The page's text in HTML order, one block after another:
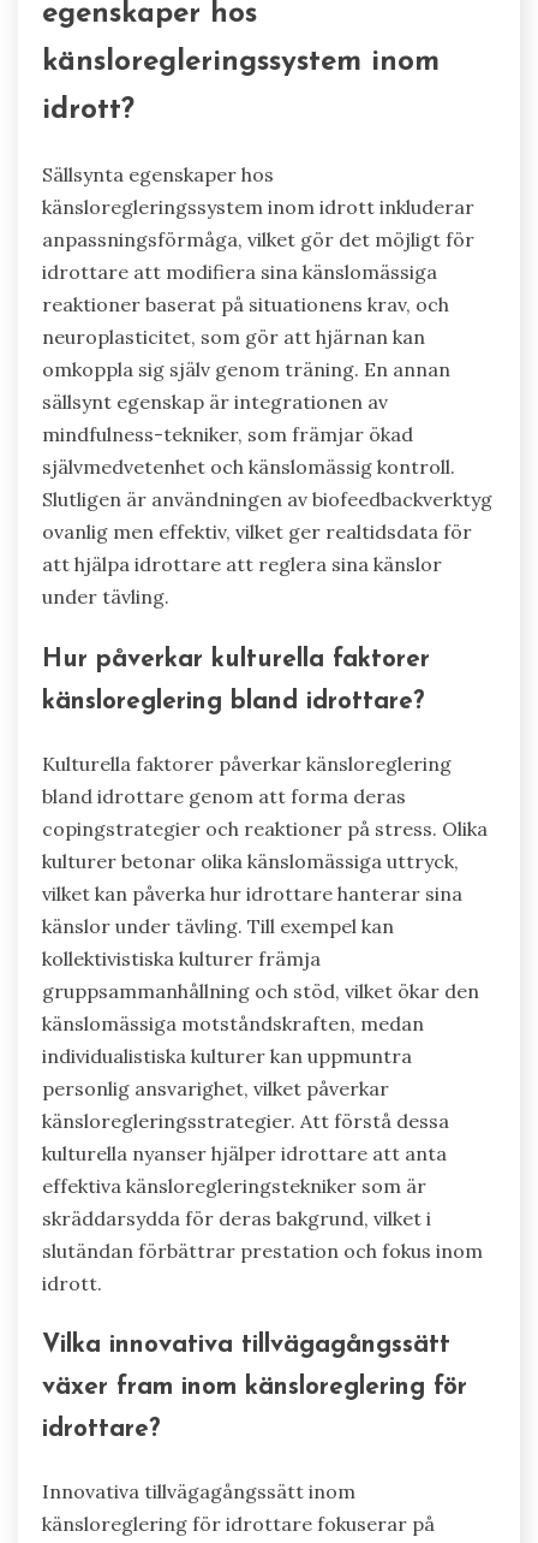
egenskaper hos
känsloregleringssystem inom
idrott?
Sällsynta egenskaper hos
känsloregleringssystem inom idrott inkluderar
anpassningsförmåga, vilket gör det möjligt för
idrottare att modifiera sina känslomässiga
reaktioner baserat på situationens krav, och
neuroplasticitet, som gör att hjärnan kan
omkoppla sig själv genom träning. En annan
sällsynt egenskap är integrationen av
mindfulness-tekniker, som främjar ökad
självmedvetenhet och känslomässig kontroll.
Slutligen är användningen av biofeedbackverktyg
ovanlig men effektiv, vilket ger realtidsdata för
att hjälpa idrottare att reglera sina känslor
under tävling.
Hur påverkar kulturella faktorer
känsloreglering bland idrottare?
Kulturella faktorer påverkar känsloreglering
bland idrottare genom att forma deras
copingstrategier och reaktioner på stress. Olika
kulturer betonar olika känslomässiga uttryck,
vilket kan påverka hur idrottare hanterar sina
känslor under tävling. Till exempel kan
kollektivistiska kulturer främja
gruppsammanhållning och stöd, vilket ökar den
känslomässiga motståndskraften, medan
individualistiska kulturer kan uppmuntra
personlig ansvarighet, vilket påverkar
känsloregleringsstrategier. Att förstå dessa
kulturella nyanser hjälper idrottare att anta
effektiva känsloregleringstekniker som är
skräddarsydda för deras bakgrund, vilket i
slutändan förbättrar prestation och fokus inom
idrott.
Vilka innovativa tillvägagångssätt
växer fram inom känsloreglering för
idrottare?
Innovativa tillvägagångssätt inom
känsloreglering för idrottare fokuserar på